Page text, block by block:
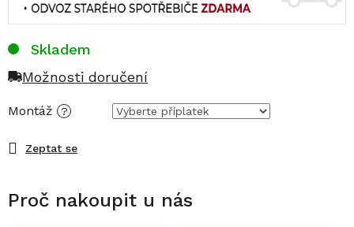
Montáž ?
Zeptat se
Skladem
Možnosti doručení
Proč nakoupit u nás